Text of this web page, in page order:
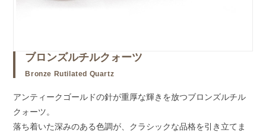
ブロンズルチルクォーツ
Bronze Rutilated Quartz
アンティークゴールドの針が重厚な輝きを放つブロンズルチル
クォーツ。
落ち着いた深みのある色調が、クラシックな品格を引き立てま